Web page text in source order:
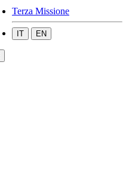
Terza Missione
IT EN